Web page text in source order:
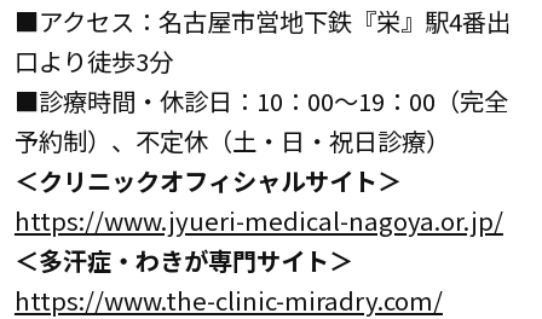
■アクセス：名古屋市営地下鉄『栄』駅4番出
口より徒歩3分
■診療時間・休診日：10：00～19：00（完全
予約制）、不定休（土・日・祝日診療）
＜クリニックオフィシャルサイト＞
https://www.jyueri-medical-nagoya.or.jp/
＜多汗症・わきが専門サイト＞
https://www.the-clinic-miradry.com/